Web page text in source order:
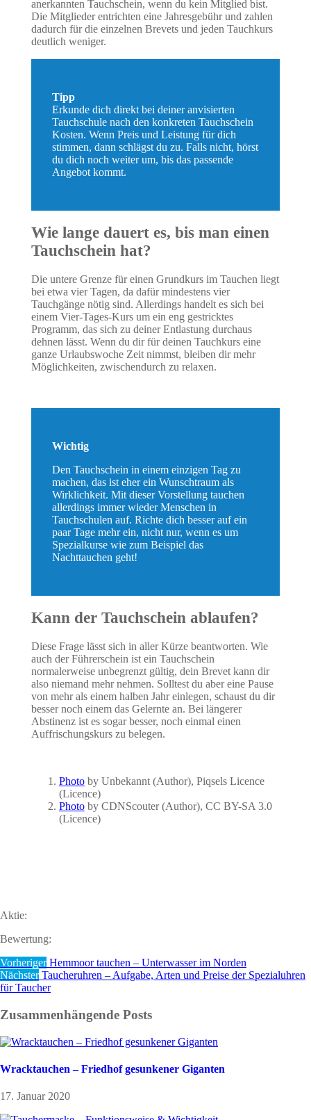
anerkannten Tauchschein, wenn du kein Mitglied bist.
Die Mitglieder entrichten eine Jahresgebühr und zahlen
dadurch für die einzelnen Brevets und jeden Tauchkurs
deutlich weniger.
Tipp
Erkunde dich direkt bei deiner anvisierten
Tauchschule nach den konkreten Tauchschein
Kosten. Wenn Preis und Leistung für dich
stimmen, dann schlägst du zu. Falls nicht, hörst
du dich noch weiter um, bis das passende
Angebot kommt.
Wie lange dauert es, bis man einen
Tauchschein hat?
Die untere Grenze für einen Grundkurs im Tauchen liegt
bei etwa vier Tagen, da dafür mindestens vier
Tauchgänge nötig sind. Allerdings handelt es sich bei
einem Vier-Tages-Kurs um ein eng gestricktes
Programm, das sich zu deiner Entlastung durchaus
dehnen lässt. Wenn du dir für deinen Tauchkurs eine
ganze Urlaubswoche Zeit nimmst, bleiben dir mehr
Möglichkeiten, zwischendurch zu relaxen.
Wichtig
Den Tauchschein in einem einzigen Tag zu
machen, das ist eher ein Wunschtraum als
Wirklichkeit. Mit dieser Vorstellung tauchen
allerdings immer wieder Menschen in
Tauchschulen auf. Richte dich besser auf ein
paar Tage mehr ein, nicht nur, wenn es um
Spezialkurse wie zum Beispiel das
Nachttauchen geht!
Kann der Tauchschein ablaufen?
Diese Frage lässt sich in aller Kürze beantworten. Wie
auch der Führerschein ist ein Tauchschein
normalerweise unbegrenzt gültig, dein Brevet kann dir
also niemand mehr nehmen. Solltest du aber eine Pause
von mehr als einem halben Jahr einlegen, schaust du dir
besser noch einem das Gelernte an. Bei längerer
Abstinenz ist es sogar besser, noch einmal einen
Auffrischungskurs zu belegen.
Photoby Unbekannt (Author), Piqsels Licence
(Licence)
Photoby CDNScouter (Author), CC BY-SA 3.0
(Licence)
Aktie:
Bewertung:
Vorheriger Hemmoor tauchen – Unterwasser im Norden
Nächster Taucheruhren – Aufgabe, Arten und Preise der Spezialuhren
für Taucher
Zusammenhängende Posts
Wracktauchen – Friedhof gesunkener Giganten
17. Januar 2020